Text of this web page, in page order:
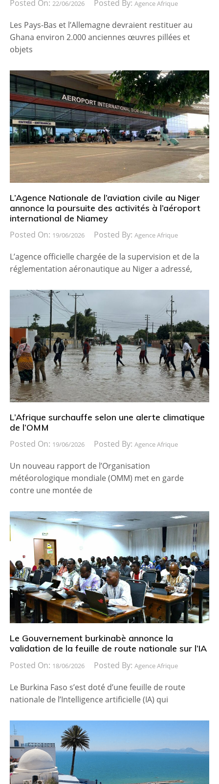
Posted On: 22/06/2026 Posted By: Agence Afrique
Les Pays-Bas et l’Allemagne devraient restituer au
Ghana environ 2.000 anciennes œuvres pillées et
objets
L’Agence Nationale de l’aviation civile au Niger
annonce la poursuite des activités à l’aéroport
international de Niamey
Posted On: 19/06/2026 Posted By: Agence Afrique
L’agence officielle chargée de la supervision et de la
réglementation aéronautique au Niger a adressé,
L’Afrique surchauffe selon une alerte climatique
de l’OMM
Posted On: 19/06/2026 Posted By: Agence Afrique
Un nouveau rapport de l’Organisation
météorologique mondiale (OMM) met en garde
contre une montée de
Le Gouvernement burkinabè annonce la
validation de la feuille de route nationale sur l’IA
Posted On: 18/06/2026 Posted By: Agence Afrique
Le Burkina Faso s’est doté d’une feuille de route
nationale de l’Intelligence artificielle (IA) qui